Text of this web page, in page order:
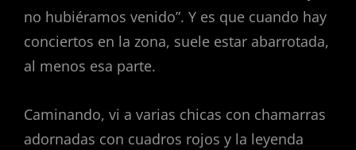
no hubiéramos venido”. Y es que cuando hay
conciertos en la zona, suele estar abarrotada,
al menos esa parte.
Caminando, vi a varias chicas con chamarras
adornadas con cuadros rojos y la leyenda